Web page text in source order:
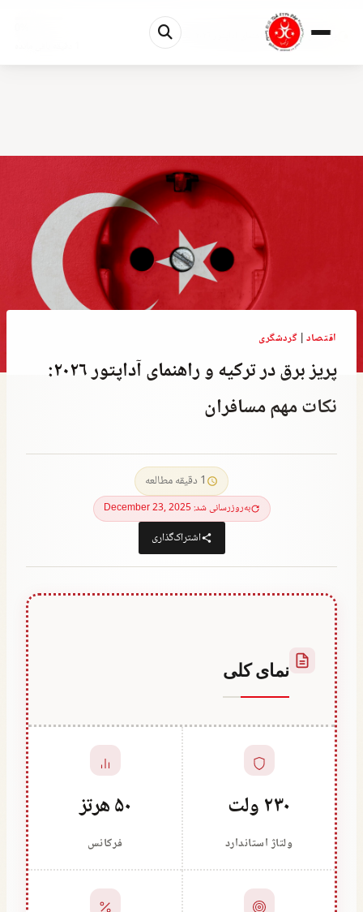
پریز برق در ترکیه و راهنمای آداپتور ۲۰۲۶: نکات ...
اقتصاد| گردشگری
پریز برق در ترکیه و راهنمای آداپتور ۲۰۲۶:
نکات مهم مسافران
1 دقیقه مطالعه
به‌روزرسانی شد: December 23, 2025
اشتراک‌گذاری
نمای کلی
۲۳۰ ولت
ولتاژ استاندارد
۵۰ هرتز
فرکانس